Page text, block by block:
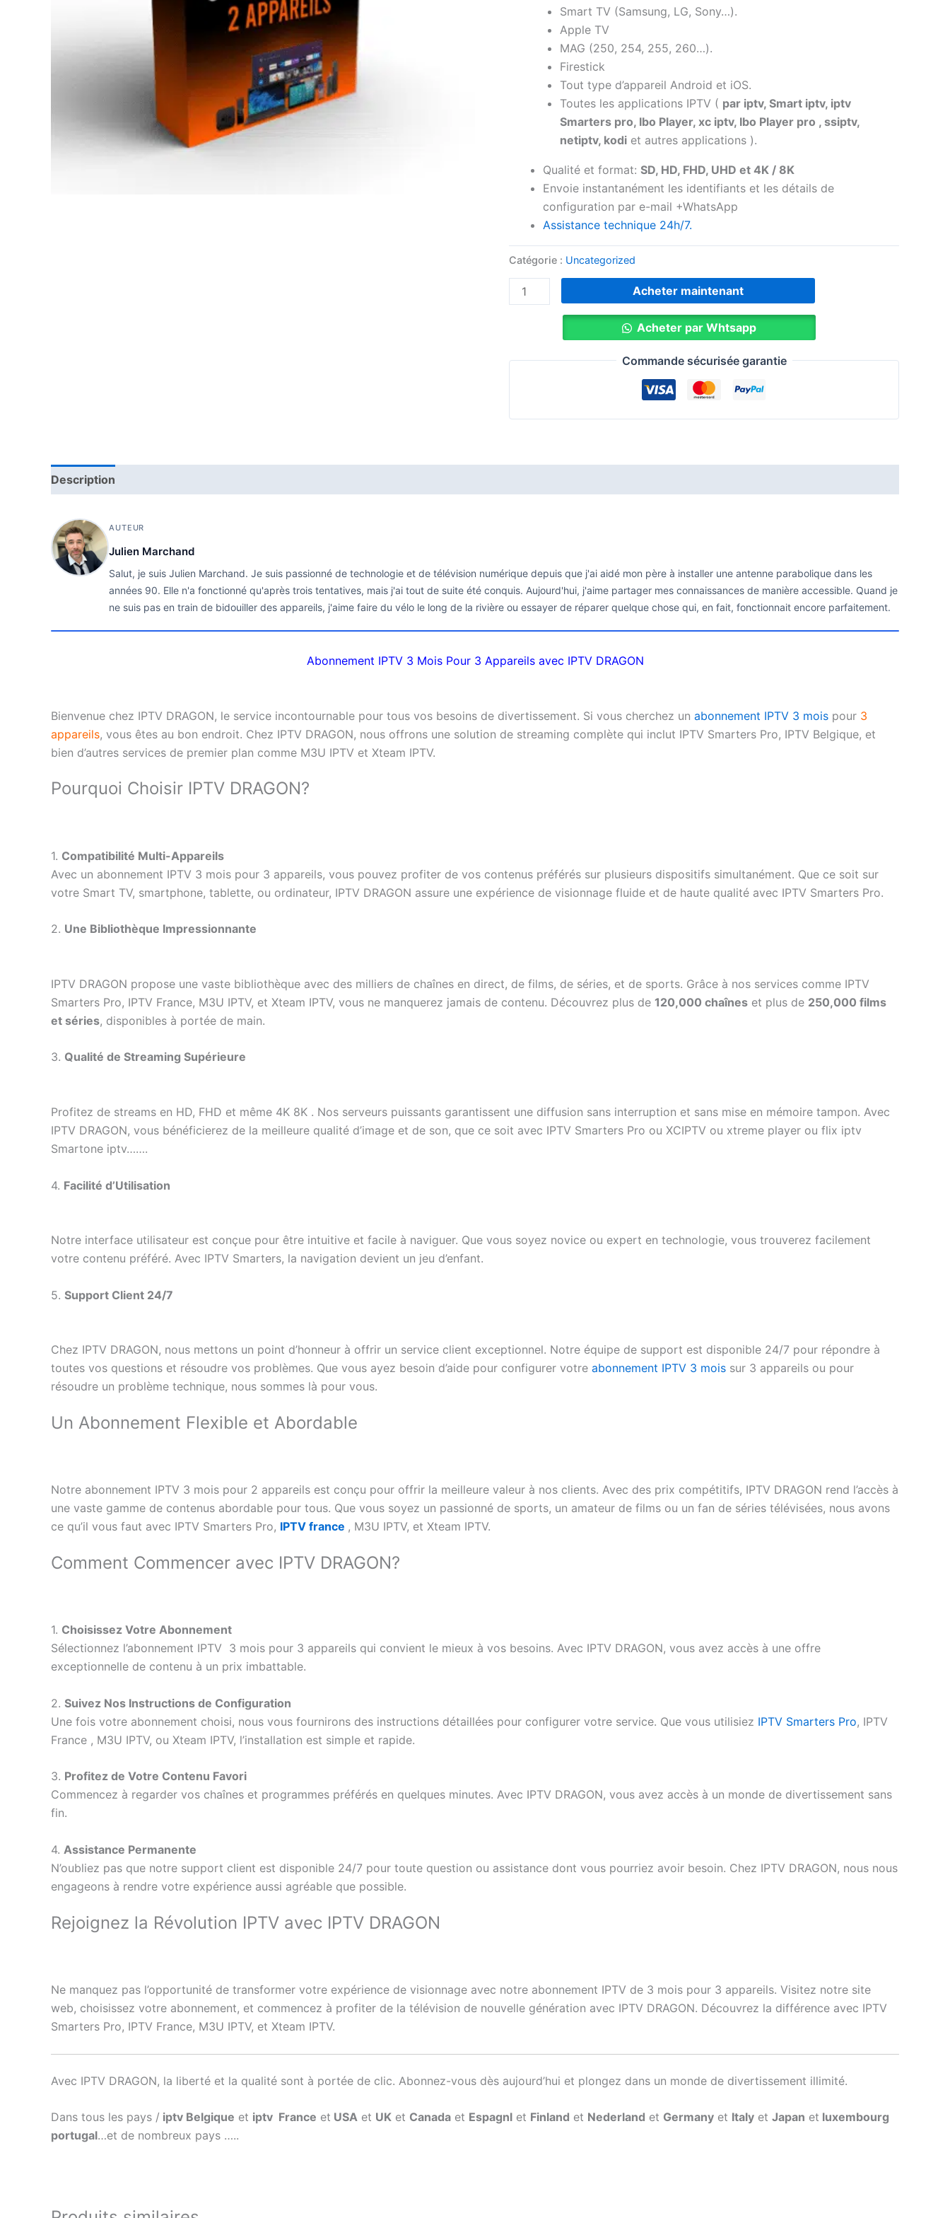
Smart TV (Samsung, LG, Sony…).
Apple TV
MAG (250, 254, 255, 260…).
Firestick
Tout type d’appareil Android et iOS.
Toutes les applications IPTV ( par iptv, Smart iptv, iptv
Smarters pro, Ibo Player, xc iptv, Ibo Player pro , ssiptv,
netiptv, kodi et autres applications ).
Qualité et format: SD, HD, FHD, UHD et 4K / 8K
Envoie instantanément les identifiants et les détails de
configuration par e-mail +WhatsApp
Assistance technique 24h/7.
Catégorie : Uncategorized
Acheter maintenant
Acheter par Whtsapp
Commande sécurisée garantie
Description
AUTEUR
Julien Marchand
Salut, je suis Julien Marchand. Je suis passionné de technologie et de télévision numérique depuis que j'ai aidé mon père à installer une antenne parabolique dans les
années 90. Elle n'a fonctionné qu'après trois tentatives, mais j'ai tout de suite été conquis. Aujourd'hui, j'aime partager mes connaissances de manière accessible. Quand je
ne suis pas en train de bidouiller des appareils, j'aime faire du vélo le long de la rivière ou essayer de réparer quelque chose qui, en fait, fonctionnait encore parfaitement.
Abonnement IPTV 3 Mois Pour 3 Appareils avec IPTV DRAGON
Bienvenue chez IPTV DRAGON, le service incontournable pour tous vos besoins de divertissement. Si vous cherchez un abonnement IPTV 3 mois pour 3
appareils, vous êtes au bon endroit. Chez IPTV DRAGON, nous offrons une solution de streaming complète qui inclut IPTV Smarters Pro, IPTV Belgique, et
bien d’autres services de premier plan comme M3U IPTV et Xteam IPTV.
Pourquoi Choisir IPTV DRAGON?
1. Compatibilité Multi-Appareils
Avec un abonnement IPTV 3 mois pour 3 appareils, vous pouvez profiter de vos contenus préférés sur plusieurs dispositifs simultanément. Que ce soit sur
votre Smart TV, smartphone, tablette, ou ordinateur, IPTV DRAGON assure une expérience de visionnage fluide et de haute qualité avec IPTV Smarters Pro.
2. Une Bibliothèque Impressionnante
IPTV DRAGON propose une vaste bibliothèque avec des milliers de chaînes en direct, de films, de séries, et de sports. Grâce à nos services comme IPTV
Smarters Pro, IPTV France, M3U IPTV, et Xteam IPTV, vous ne manquerez jamais de contenu. Découvrez plus de 120,000 chaînes et plus de 250,000 films
et séries, disponibles à portée de main.
3. Qualité de Streaming Supérieure
Profitez de streams en HD, FHD et même 4K 8K . Nos serveurs puissants garantissent une diffusion sans interruption et sans mise en mémoire tampon. Avec
IPTV DRAGON, vous bénéficierez de la meilleure qualité d’image et de son, que ce soit avec IPTV Smarters Pro ou XCIPTV ou xtreme player ou flix iptv
Smartone iptv…….
4. Facilité d’Utilisation
Notre interface utilisateur est conçue pour être intuitive et facile à naviguer. Que vous soyez novice ou expert en technologie, vous trouverez facilement
votre contenu préféré. Avec IPTV Smarters, la navigation devient un jeu d’enfant.
5. Support Client 24/7
Chez IPTV DRAGON, nous mettons un point d’honneur à offrir un service client exceptionnel. Notre équipe de support est disponible 24/7 pour répondre à
toutes vos questions et résoudre vos problèmes. Que vous ayez besoin d’aide pour configurer votre abonnement IPTV 3 mois sur 3 appareils ou pour
résoudre un problème technique, nous sommes là pour vous.
Un Abonnement Flexible et Abordable
Notre abonnement IPTV 3 mois pour 2 appareils est conçu pour offrir la meilleure valeur à nos clients. Avec des prix compétitifs, IPTV DRAGON rend l’accès à
une vaste gamme de contenus abordable pour tous. Que vous soyez un passionné de sports, un amateur de films ou un fan de séries télévisées, nous avons
ce qu’il vous faut avec IPTV Smarters Pro, IPTV france , M3U IPTV, et Xteam IPTV.
Comment Commencer avec IPTV DRAGON?
1. Choisissez Votre Abonnement
Sélectionnez l’abonnement IPTV 3 mois pour 3 appareils qui convient le mieux à vos besoins. Avec IPTV DRAGON, vous avez accès à une offre
exceptionnelle de contenu à un prix imbattable.
2. Suivez Nos Instructions de Configuration
Une fois votre abonnement choisi, nous vous fournirons des instructions détaillées pour configurer votre service. Que vous utilisiez IPTV Smarters Pro, IPTV
France , M3U IPTV, ou Xteam IPTV, l’installation est simple et rapide.
3. Profitez de Votre Contenu Favori
Commencez à regarder vos chaînes et programmes préférés en quelques minutes. Avec IPTV DRAGON, vous avez accès à un monde de divertissement sans
fin.
4. Assistance Permanente
N’oubliez pas que notre support client est disponible 24/7 pour toute question ou assistance dont vous pourriez avoir besoin. Chez IPTV DRAGON, nous nous
engageons à rendre votre expérience aussi agréable que possible.
Rejoignez la Révolution IPTV avec IPTV DRAGON
Ne manquez pas l’opportunité de transformer votre expérience de visionnage avec notre abonnement IPTV de 3 mois pour 3 appareils. Visitez notre site
web, choisissez votre abonnement, et commencez à profiter de la télévision de nouvelle génération avec IPTV DRAGON. Découvrez la différence avec IPTV
Smarters Pro, IPTV France, M3U IPTV, et Xteam IPTV.
Avec IPTV DRAGON, la liberté et la qualité sont à portée de clic. Abonnez-vous dès aujourd’hui et plongez dans un monde de divertissement illimité.
Dans tous les pays / iptv Belgique et iptv France et USA et UK et Canada et Espagnl et Finland et Nederland et Germany et Italy et Japan et luxembourg
portugal…et de nombreux pays …..